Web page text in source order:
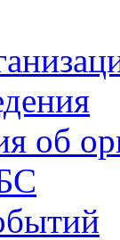
об